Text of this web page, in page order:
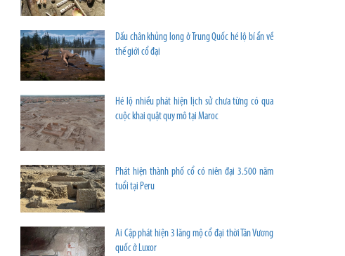
Dấu chân khủng long ở Trung Quốc hé lộ bí ẩn về
thế giới cổ đại
Hé lộ nhiều phát hiện lịch sử chưa từng có qua
cuộc khai quật quy mô tại Maroc
Phát hiện thành phố cổ có niên đại 3.500 năm
tuổi tại Peru
Ai Cập phát hiện 3 lăng mộ cổ đại thời Tân Vương
quốc ở Luxor